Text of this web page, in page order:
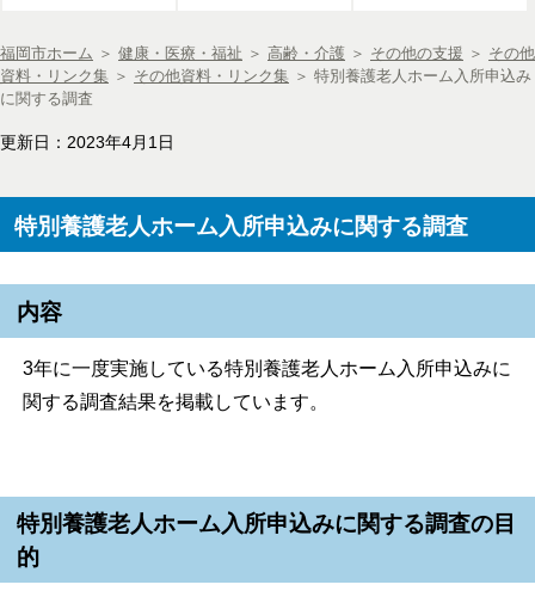
福岡市ホーム ＞ 健康・医療・福祉 ＞ 高齢・介護 ＞ その他の支援 ＞ その他
資料・リンク集 ＞ その他資料・リンク集 ＞ 特別養護老人ホーム入所申込み
に関する調査
更新日：2023年4月1日
特別養護老人ホーム入所申込みに関する調査
内容
3年に一度実施している特別養護老人ホーム入所申込みに
関する調査結果を掲載しています。
特別養護老人ホーム入所申込みに関する調査の目
的